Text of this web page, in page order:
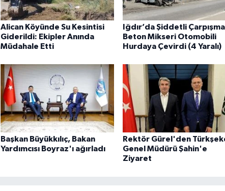
Alican Köyünde Su Kesintisi
Giderildi: Ekipler Anında
Müdahale Etti
Iğdır’da Şiddetli
Beton Mikseri Otomobili
Hurdaya Çevirdi (4 Yaralı)
Başkan Büyükkılıç, Bakan
Yardımcısı Boyraz'ı ağırladı
Rektör Gürel'den
Genel Müdürü Şahin'e
Ziyaret